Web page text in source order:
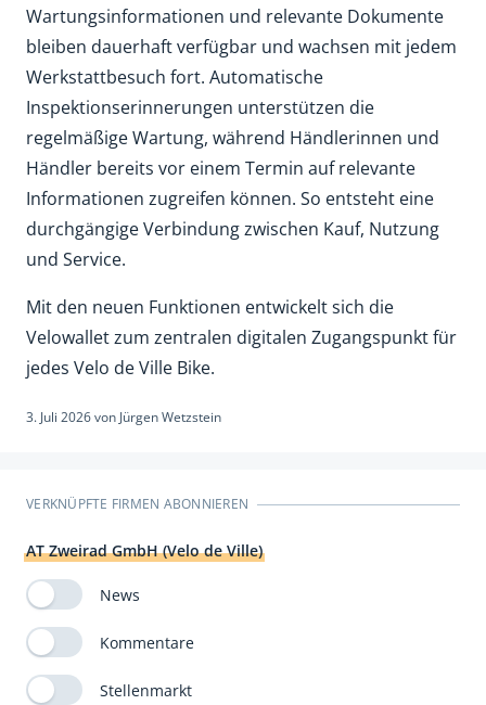
Wartungsinformationen und relevante Dokumente
bleiben dauerhaft verfügbar und wachsen mit jedem
Werkstattbesuch fort. Automatische
Inspektionserinnerungen unterstützen die
regelmäßige Wartung, während Händlerinnen und
Händler bereits vor einem Termin auf relevante
Informationen zugreifen können. So entsteht eine
durchgängige Verbindung zwischen Kauf, Nutzung
und Service.
Mit den neuen Funktionen entwickelt sich die
Velowallet zum zentralen digitalen Zugangspunkt für
jedes Velo de Ville Bike.
3. Juli 2026von Jürgen Wetzstein
VERKNÜPFTE FIRMEN ABONNIEREN
AT Zweirad GmbH (Velo de Ville)
News
Kommentare
Stellenmarkt